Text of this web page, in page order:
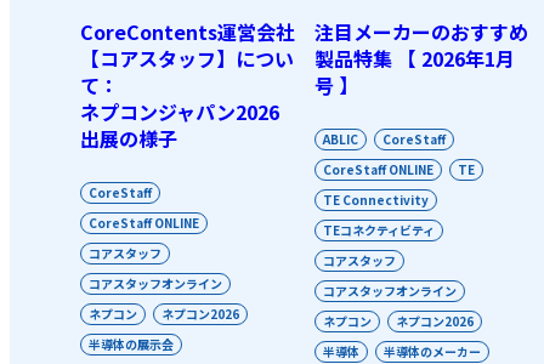
CoreContents運営会社
【コアスタッフ】につい
て：
ネプコンジャパン2026
出展の様子
CoreStaff
CoreStaff ONLINE
コアスタッフ
コアスタッフオンライン
ネプコン
ネプコン2026
半導体の展示会
注目メーカーのおすすめ
製品特集 【 2026年1月
号 】
ABLIC
CoreStaff
CoreStaff ONLINE
TE
TE Connectivity
TEコネクティビティ
コアスタッフ
コアスタッフオンライン
ネプコン
ネプコン2026
半導体
半導体のメーカー